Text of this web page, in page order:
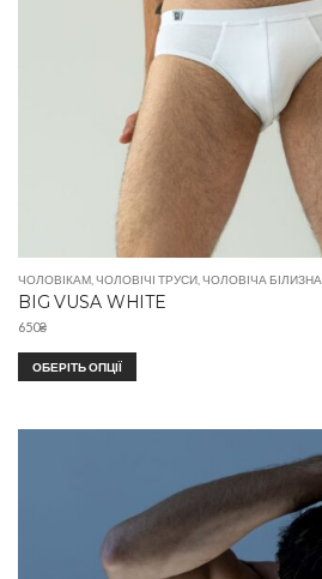
ЧОЛОВІКАМ ЧОЛОВІЧІ ТРУСИ ЧОЛОВІЧА БІЛИЗНА
BIG VUSA WHITE
650₴
ОБЕРІТЬ ОПЦІЇ